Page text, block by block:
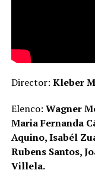
Director: Kleber
Elenco: Wagner
Maria Fernanda
Aquino, Isabél
Rubens Santos,
Villela.